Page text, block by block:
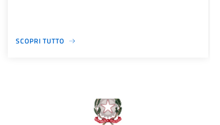
SCOPRI TUTTO